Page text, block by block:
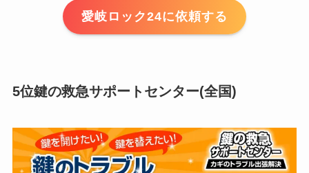
愛岐ロック24に依頼する
5位鍵の救急サポートセンター(全国)